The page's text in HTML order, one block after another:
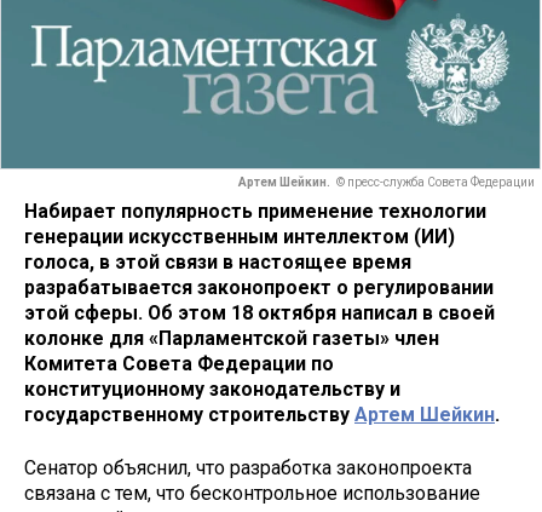
Артем Шейкин. © пресс-служба Совета Федерации
Набирает популярность применение технологии
генерации искусственным интеллектом (ИИ)
голоса, в этой связи в настоящее время
разрабатывается законопроект о регулировании
этой сферы. Об этом 18 октября написал в своей
колонке для «Парламентской газеты» член
Комитета Совета Федерации по
конституционному законодательству и
государственному строительству Артем Шейкин.
Сенатор объяснил, что разработка законопроекта
связана с тем, что бесконтрольное использование